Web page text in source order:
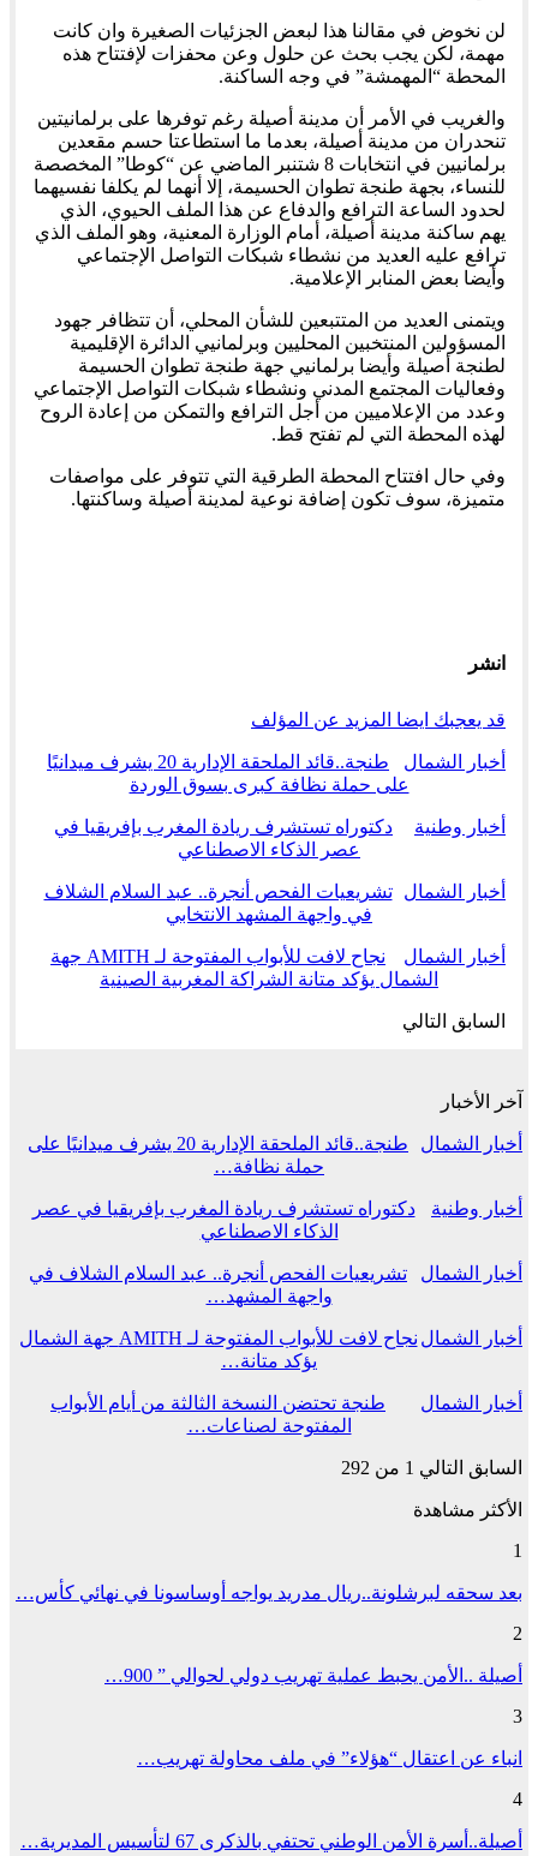
لن نخوض في مقالنا هذا لبعض الجزئيات الصغيرة وان كانت
مهمة، لكن يجب بحث عن حلول وعن محفزات لإفتتاح هذه
المحطة “المهمشة” في وجه الساكنة.
والغريب في الأمر أن مدينة أصيلة رغم توفرها على برلمانيتين
تنحدران من مدينة أصيلة، بعدما ما استطاعتا حسم مقعدين
برلمانيين في انتخابات 8 شتنبر الماضي عن “كوطا” المخصصة
للنساء، بجهة طنجة تطوان الحسيمة، إلا أنهما لم يكلفا نفسيهما
لحدود الساعة الترافع والدفاع عن هذا الملف الحيوي، الذي
يهم ساكنة مدينة أصيلة، أمام الوزارة المعنية، وهو الملف الذي
ترافع عليه العديد من نشطاء شبكات التواصل الإجتماعي
وأيضا بعض المنابر الإعلامية.
ويتمنى العديد من المتتبعين للشأن المحلي، أن تتظافر جهود
المسؤولين المنتخبين المحليين وبرلمانيي الدائرة الإقليمية
لطنجة أصيلة وأيضا برلمانيي جهة طنجة تطوان الحسيمة
وفعاليات المجتمع المدني ونشطاء شبكات التواصل الإجتماعي
وعدد من الإعلاميين من أجل الترافع والتمكن من إعادة الروح
لهذه المحطة التي لم تفتح قط.
وفي حال افتتاح المحطة الطرقية التي تتوفر على مواصفات
متميزة، سوف تكون إضافة نوعية لمدينة أصيلة وساكنتها.
انشر
قد يعجبك ايضا المزيد عن المؤلف
أخبار الشمال
طنجة..قائد الملحقة الإدارية 20 يشرف ميدانيًا
على حملة نظافة كبرى بسوق الوردة
أخبار وطنية
دكتوراه تستشرف ريادة المغرب بإفريقيا في
عصر الذكاء الاصطناعي
أخبار الشمال
تشريعيات الفحص أنجرة.. عبد السلام الشلاف
في واجهة المشهد الانتخابي
أخبار الشمال
نجاح لافت للأبواب المفتوحة لـ AMITH جهة
الشمال يؤكد متانة الشراكة المغربية الصينية
السابق التالي
آخر الأخبار
أخبار الشمال
طنجة..قائد الملحقة الإدارية 20 يشرف ميدانيًا على
حملة نظافة…
أخبار وطنية
دكتوراه تستشرف ريادة المغرب بإفريقيا في عصر
الذكاء الاصطناعي
أخبار الشمال
تشريعيات الفحص أنجرة.. عبد السلام الشلاف في
واجهة المشهد…
أخبار الشمال
نجاح لافت للأبواب المفتوحة لـ AMITH جهة الشمال
يؤكد متانة…
أخبار الشمال
طنجة تحتضن النسخة الثالثة من أيام الأبواب
المفتوحة لصناعات…
السابق التالي 1 من 292
الأكثر مشاهدة
1
بعد سحقه لبرشلونة..ريال مدريد يواجه أوساسونا في نهائي كأس…
2
أصيلة ..الأمن يحبط عملية تهريب دولي لحوالي ” 900…
3
انباء عن اعتقال “هؤلاء” في ملف محاولة تهريب…
4
أصيلة..أسرة الأمن الوطني تحتفي بالذكرى 67 لتأسيس المديرية…